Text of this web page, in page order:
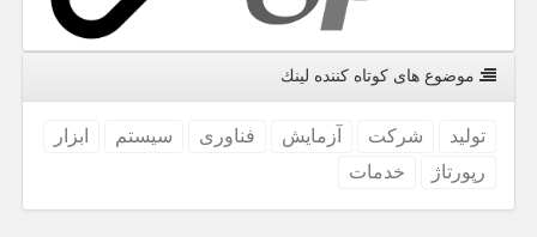
موضوع های كوتاه كننده لینك
تولید شركت آزمایش فناوری سیستم
ابزار
رپورتاژ
خدمات